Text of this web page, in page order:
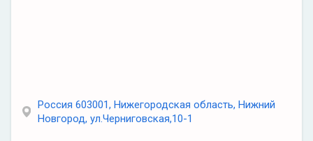
Россия 603001, Нижегородская область, Нижний
Новгород, ул.Черниговская,10-1